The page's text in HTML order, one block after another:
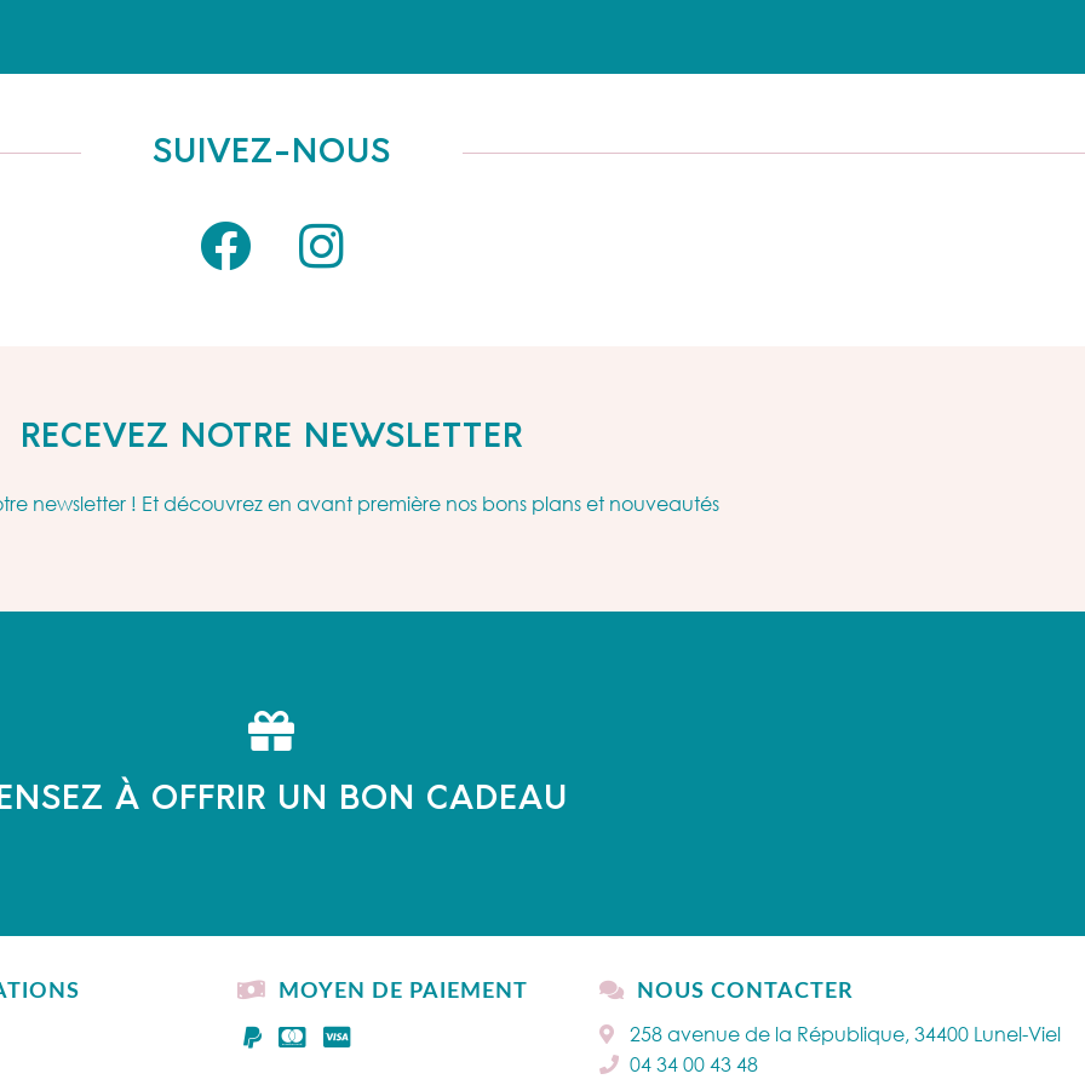
SUIVEZ-NOUS
RECEVEZ NOTRE NEWSLETTER
newsletter ! Et découvrez en avant première nos bons plans et nouveautés
À OFFRIR UN BON CADEAU
MOYEN DE PAIEMENT NOUS CONTACTER
258 avenue de la République, 34400 Lunel-Viel
04 34 00 43 48